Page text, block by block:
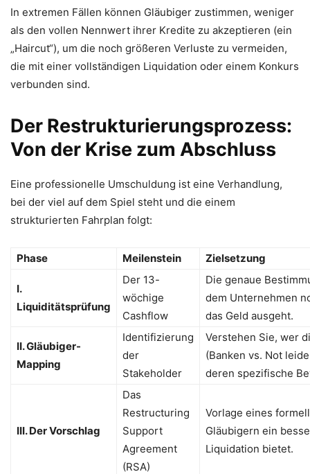
In extremen Fällen können Gläubiger zustimmen, weniger
als den vollen Nennwert ihrer Kredite zu akzeptieren (ein
„Haircut“), um die noch größeren Verluste zu vermeiden,
die mit einer vollständigen Liquidation oder einem Konkurs
verbunden sind.
Der Restrukturierungsprozess:
Von der Krise zum Abschluss
Eine professionelle Umschuldung ist eine Verhandlung,
bei der viel auf dem Spiel steht und die einem
strukturierten Fahrplan folgt:
Phase Meilenstein Zielsetzung
I.
Liquiditätsprüfung
Der 13-
wöchige
Cashflow
Die genaue
dem Unternehmen
das Geld ausgeht.
II. Gläubiger-
Mapping
Identifizierung
der
Stakeholder
Verstehen Sie, wer
(Banken vs. Not
deren spezifische
III. Der Vorschlag
Das
Restructuring
Support
Agreement
(RSA)
Vorlage eines
Gläubigern ein
Liquidation bietet.